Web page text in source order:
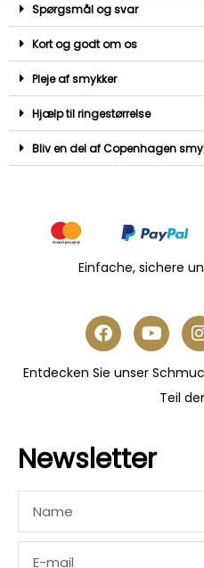
Spørgsmål og svar
Kort og godt om os
Pleje af smykker
Hjælp til ringestørrelse
Bliv en del af Copenhagen
Einfache, sichere
Entdecken Sie unser
Teil
Newsletter